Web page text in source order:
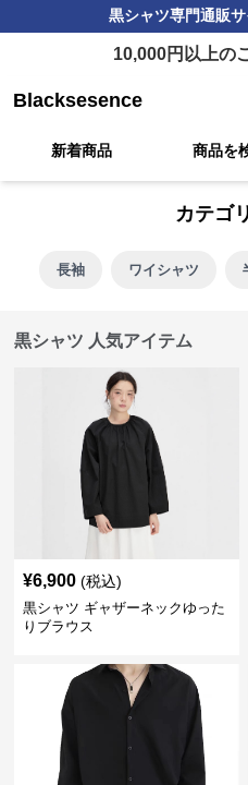
黒シャツ専門通販サ
10,000円以上の
Blacksesence
新着商品 商品を
カテゴ
長袖 ワイシャツ
黒シャツ 人気アイテム
¥6,900 (税込)
黒シャツ ギャザーネックゆった
りブラウス